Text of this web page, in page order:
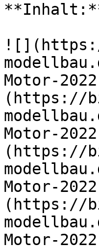
**Inhalt:**
Motor-
(https://
Motor-
(https://
Motor-
(https://
Motor-